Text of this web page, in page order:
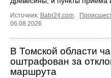
Источник: Babr24.com.
06.08.2026
В Томской области
оштрафован за
маршрута